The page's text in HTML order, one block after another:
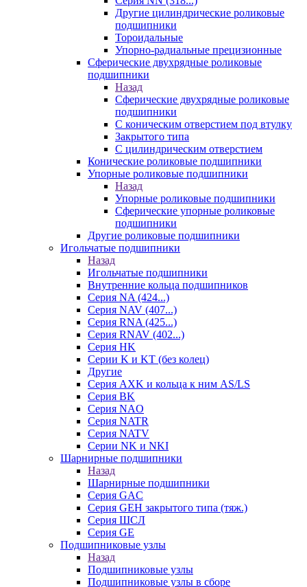
Другие цилиндрические роликовые
подшипники
Тороидальные
Упорно-радиальные прецизионные
Сферические двухрядные роликовые
подшипники
Назад
Сферические двухрядные роликовые
подшипники
С коническим отверстием под втулку
Закрытого типа
С цилиндрическим отверстием
Конические роликовые подшипники
Упорные роликовые подшипники
Назад
Упорные роликовые подшипники
Сферические упорные роликовые
подшипники
Другие роликовые подшипники
Игольчатые подшипники
Назад
Игольчатые подшипники
Внутренние кольца подшипников
Серия NA (424...)
Серия NAV (407...)
Серия RNA (425...)
Серия RNAV (402...)
Серия HK
Серии K и KT (без колец)
Другие
Серия AXK и кольца к ним AS/LS
Серия BK
Серия NAO
Серия NATR
Серия NATV
Серии NK и NKI
Шарнирные подшипники
Назад
Шарнирные подшипники
Серия GAC
Серия GEH закрытого типа (тяж.)
Серия ШСЛ
Серия GE
Подшипниковые узлы
Назад
Подшипниковые узлы
Подшипниковые узлы в сборе